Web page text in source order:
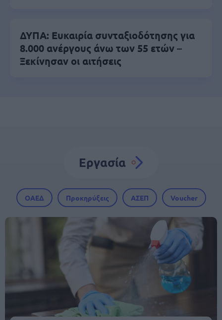
ΔΥΠΑ: Ευκαιρία συνταξιοδότησης για
8.000 ανέργους άνω των 55 ετών –
Ξεκίνησαν οι αιτήσεις
Εργασία
ΟΑΕΔ Προκηρύξεις ΑΣΕΠ Voucher